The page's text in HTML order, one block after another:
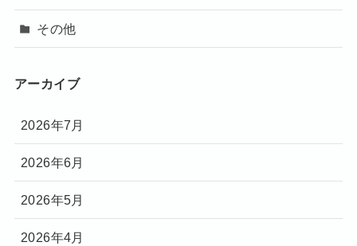
その他
アーカイブ
2026年7月
2026年6月
2026年5月
2026年4月